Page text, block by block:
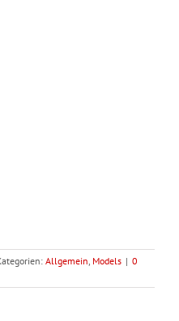
Allgemein, Models | 0